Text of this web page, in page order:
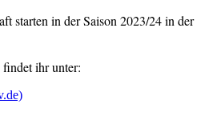
starten in der Saison 2023/24 in der
ihr unter: